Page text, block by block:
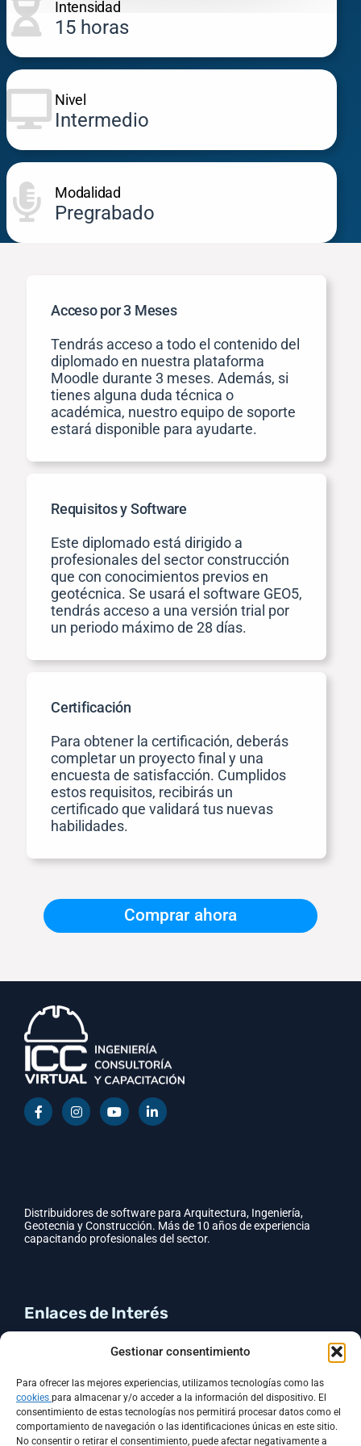
Gestionar consentimiento
Para ofrecer las mejores experiencias, utilizamos tecnologías como las
cookies para almacenar y/o acceder a la información del dispositivo. El
consentimiento de estas tecnologías nos permitirá procesar datos como el
comportamiento de navegación o las identificaciones únicas en este sitio.
No consentir o retirar el consentimiento, puede afectar negativamente a
• Tipos de deslizamiento
• Aplicación a la normatividad
colombiana
Intensidad
15 horas
Nivel
Intermedio
Modalidad
Pregrabado
Acceso por 3 Meses
Tendrás acceso a todo el contenido del
diplomado en nuestra plataforma
Moodle durante 3 meses. Además, si
tienes alguna duda técnica o
académica, nuestro equipo de soporte
estará disponible para ayudarte.
Requisitos y Software
Este diplomado está dirigido a
profesionales del sector construcción
que con conocimientos previos en
geotécnica. Se usará el software GEO5,
tendrás acceso a una versión trial por
un periodo máximo de 28 días.
Certificación
Para obtener la certificación, deberás
completar un proyecto final y una
encuesta de satisfacción. Cumplidos
estos requisitos, recibirás un
certificado que validará tus nuevas
habilidades.
Comprar ahora
Distribuidores de software para Arquitectura, Ingeniería,
Geotecnia y Construcción. Más de 10 años de experiencia
capacitando profesionales del sector.
Enlaces de Interés
Política de cookies (UE)
Política de Privacidad